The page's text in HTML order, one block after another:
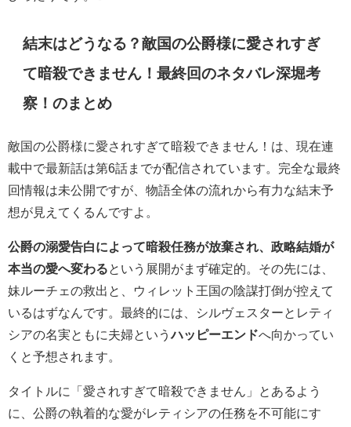
結末はどうなる？敵国の公爵様に愛されすぎ
て暗殺できません！最終回のネタバレ深堀考
察！のまとめ
敵国の公爵様に愛されすぎて暗殺できません！は、現在連
載中で最新話は第6話までが配信されています。完全な最終
回情報は未公開ですが、物語全体の流れから有力な結末予
想が見えてくるんですよ。
公爵の溺愛告白によって暗殺任務が放棄され、政略結婚が
本当の愛へ変わる という展開がまず確定的。その先には、
妹ルーチェの救出と、ウィレット王国の陰謀打倒が控えて
いるはずなんです。最終的には、シルヴェスターとレティ
シアの名実ともに夫婦という ハッピーエンドへ向かってい
くと予想されます。
タイトルに「愛されすぎて暗殺できません」とあるよう
に、公爵の執着的な愛がレティシアの任務を不可能にす